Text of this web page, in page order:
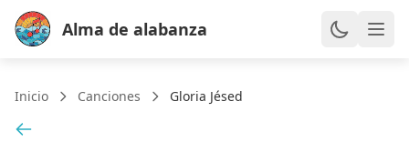
Alma de alabanza
Inicio Canciones Gloria Jésed